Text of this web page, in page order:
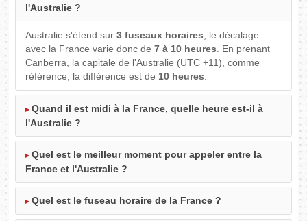
l'Australie ?
Australie s'étend sur3 fuseaux horaires, le décalage
avec la France varie donc de7 à 10 heures. En prenant
Canberra, la capitale de l'Australie (UTC +11), comme
référence, la différence est de 10 heures.
Quand il est midi à la France, quelle heure est-il à
l'Australie ?
Quel est le meilleur moment pour appeler entre la
France et l'Australie ?
Quel est le fuseau horaire de la France ?